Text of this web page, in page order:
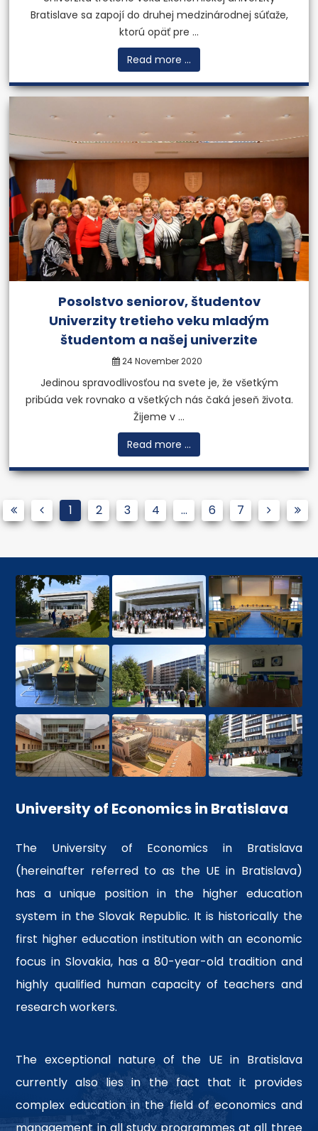
Bratislave sa zapojí do druhej medzinárodnej súťaže,
ktorú opäť pre ...
Read more ...
Posolstvo seniorov, študentov
Univerzity tretieho veku mladým
študentom a našej univerzite
24 November 2020
Jedinou spravodlivosťou na svete je, že všetkým
pribúda vek rovnako a všetkých nás čaká jeseň života.
Žijeme v ...
Read more ...
1 2 3 4 ... 6 7
University of Economics in Bratislava
The University of Economics in Bratislava
(hereinafter referred to as the UE in Bratislava)
has a unique position in the higher education
system in the Slovak Republic. It is historically the
first higher education institution with an economic
focus in Slovakia, has a 80-year-old tradition and
highly qualified human capacity of teachers and
research workers.
The exceptional nature of the UE in Bratislava
currently also lies in the fact that it provides
complex education in the field of economics and
management in all study programmes at all three